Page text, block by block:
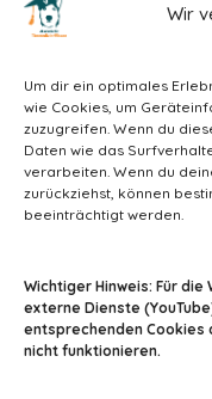
Wir
Um dir ein optimales
wie Cookies, um
zuzugreifen. Wenn du
Daten wie das
verarbeiten. Wenn du
zurückziehst, können
beeinträchtigt werden.
Wichtiger Hinweis: Für
externe Dienste
entsprechenden Cookies
nicht funktionieren.